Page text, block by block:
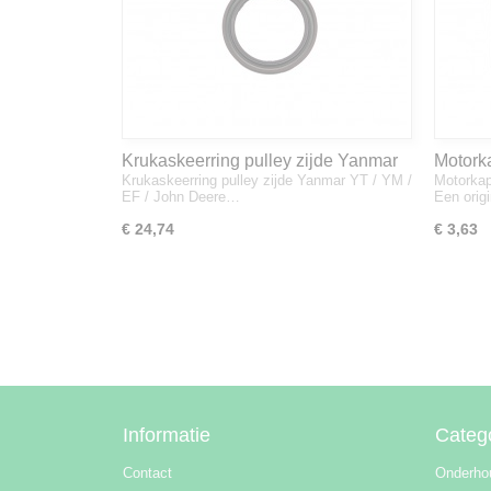
Krukaskeerring pulley zijde Yanmar
YT / YM / EF / John Deere - 119934-
01800
Krukaskeerring pulley zijde Yanmar YT / YM /
EF / John Deere…
€ 24,74
Een
€ 3,63
Informatie
Contact